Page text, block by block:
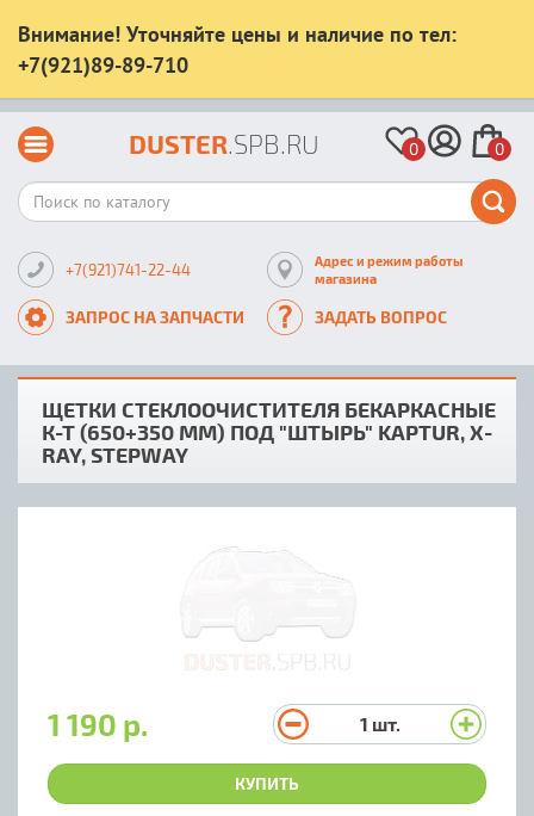
Внимание! Уточняйте цены и наличие по тел:
+7(921)89-89-710
DUSTER.SPB.RU 0 0
+7(921)741-22-44
Адрес и режим работы
магазина
ЗАПРОС НА ЗАПЧАСТИ ЗАДАТЬ ВОПРОС
ЩЕТКИ СТЕКЛООЧИСТИТЕЛЯ БЕКАРКАСНЫЕ
К-Т (650+350 ММ) ПОД "ШТЫРЬ" KAPTUR, X-
RAY, STEPWAY
1 190 р. 1 шт.
КУПИТЬ